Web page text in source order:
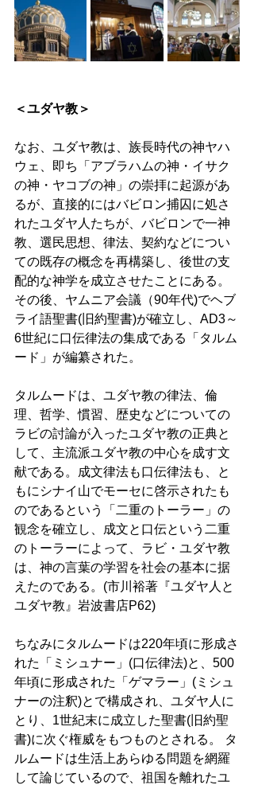
＜ユダヤ教＞
なお、ユダヤ教は、族長時代の神ヤハ
ウェ、即ち「アブラハムの神・イサク
の神・ヤコブの神」の崇拝に起源があ
るが、直接的にはバビロン捕囚に処さ
れたユダヤ人たちが、バビロンで一神
教、選民思想、律法、契約などについ
ての既存の概念を再構築し、後世の支
配的な神学を成立させたことにある。
その後、ヤムニア会議（90年代)でヘブ
ライ語聖書(旧約聖書)が確立し、AD3～
6世紀に口伝律法の集成である「タルム
ード」が編纂された。
タルムードは、ユダヤ教の律法、倫
理、哲学、慣習、歴史などについての
ラビの討論が入ったユダヤ教の正典と
して、主流派ユダヤ教の中心を成す文
献である。成文律法も口伝律法も、と
もにシナイ山でモーセに啓示されたも
のであるという「二重のトーラー」の
観念を確立し、成文と口伝という二重
のトーラーによって、ラビ・ユダヤ教
は、神の言葉の学習を社会の基本に据
えたのである。(市川裕著『ユダヤ人と
ユダヤ教』岩波書店P62)
ちなみにタルムードは220年頃に形成さ
れた「ミシュナー」(口伝律法)と、500
年頃に形成された「ゲマラー」(ミシュ
ナーの注釈)とで構成され、ユダヤ人に
とり、1世紀末に成立した聖書(旧約聖
書)に次ぐ権威をもつものとされる。 タ
ルムードは生活上あらゆる問題を網羅
して論じているので、祖国を離れたユ